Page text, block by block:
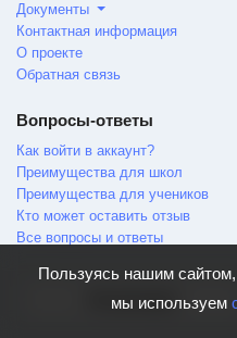
Документы
Контактная информация
О проекте
Обратная связь
Вопросы-ответы
Как войти в аккаунт?
Преимущества для школ
Преимущества для учеников
Кто может оставить отзыв
Все вопросы и ответы
Авторизация
Пользуясь нашим
мы используем